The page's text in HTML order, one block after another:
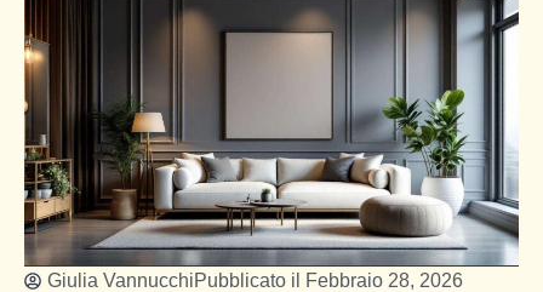
Giulia VannucchiPubblicato il Febbraio 28, 2026